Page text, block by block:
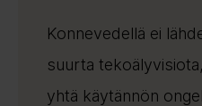
Konnevedellä ei
suurta
yhtä käytännön